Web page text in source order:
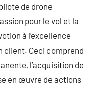
de drone
pour le vol et la
à l’excellence
client. Ceci comprend
l’acquisition de
en œuvre de actions